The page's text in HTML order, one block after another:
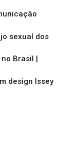
sexual dos
Brasil |
design Issey